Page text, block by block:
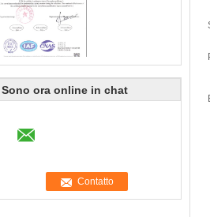
Sono ora online in chat